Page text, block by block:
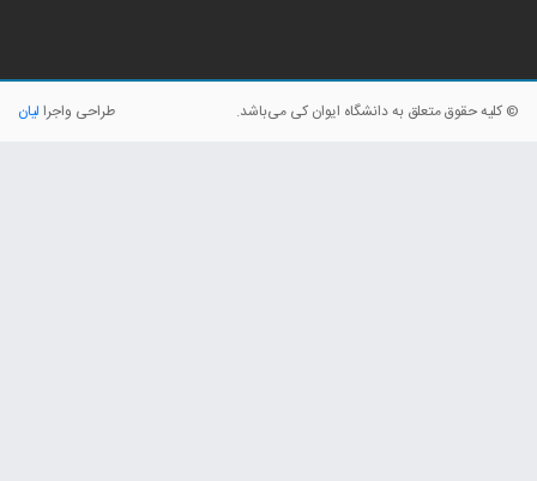
© کلیه حقوق متعلق به دانشگاه ایوان کی می‌باشد. طراحی واجرا لیان